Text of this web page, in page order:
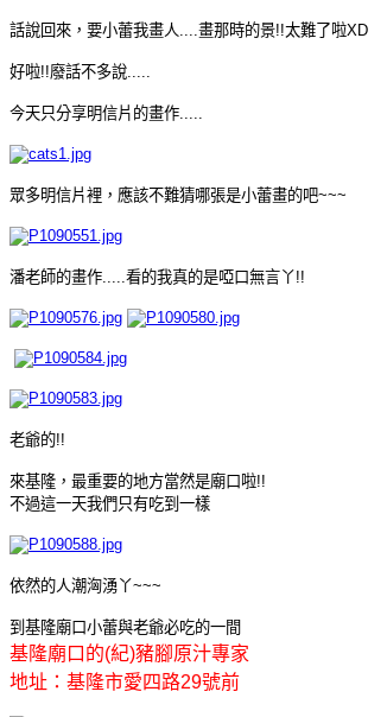
話說回來，要小蕾我畫人....畫那時的景!!太難了啦XD
好啦!!廢話不多說.....
今天只分享明信片的畫作.....
眾多明信片裡，應該不難猜哪張是小蕾畫的吧~~~
潘老師的畫作.....看的我真的是啞口無言丫!!
老爺的!!
來基隆，最重要的地方當然是廟口啦!!
不過這一天我們只有吃到一樣
依然的人潮洶湧丫~~~
到基隆廟口小蕾與老爺必吃的一間
基隆廟口的(紀)豬腳原汁專家
地址：基隆市愛四路29號前